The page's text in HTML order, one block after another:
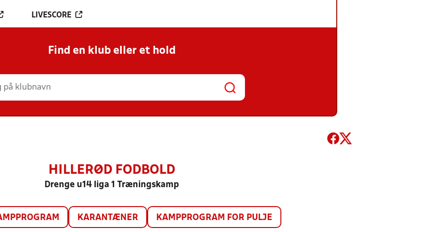
LIVESCORE
Find en klub eller et hold
HILLERØD FODBOLD
Drenge u14 liga 1 Træningskamp
KARANTÆNER KAMPPROGRAM FOR PULJE